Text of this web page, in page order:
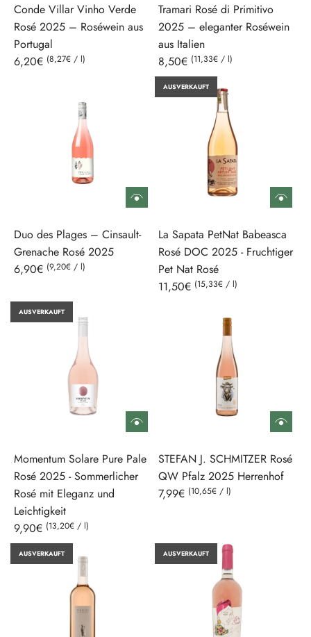
r
e
i
s
r
e
i
s
Conde Villar Vinho Verde
Rosé 2025 – Roséwein aus
Portugal
6,20€ (8,27€ / l)
Tramari Rosé di Primitivo
2025 – eleganter Roséwein
aus Italien
8,50€ (11,33€ / l)
Duo des Plages – Cinsault-
Grenache Rosé 2025
6,90€ (9,20€ / l)
AUSVERKAUFT
La Sapata PetNat Babeasca
Rosé DOC 2025 - Fruchtiger
Pet Nat Rosé
11,50€ (15,33€ / l)
AUSVERKAUFT
Momentum Solare Pure Pale
Rosé 2025 - Sommerlicher
Rosé mit Eleganz und
Leichtigkeit
9,90€ (13,20€ / l)
STEFAN J. SCHMITZER Rosé
QW Pfalz 2025 Herrenhof
7,99€ (10,65€ / l)
AUSVERKAUFT AUSVERKAUFT